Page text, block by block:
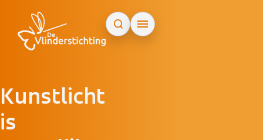
Kunstlicht
is